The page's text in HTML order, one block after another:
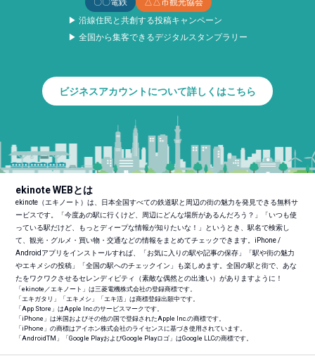
〇〇電鉄
△△市観光協会
▶ 沿線住民と共創する投稿キャンペーン
▶ 全国から集客できるデジタルスタンプラリー
ビジネスアカウントについて詳しくはこちら
ekinote WEBとは
ekinote（エキノート）は、日本全国すべての鉄道駅と周辺の街の魅力を発見できる無料サ
ービスです。「今度あの駅に行くけど、周辺にどんな場所があるんだろう？」「いつも使
っている駅だけど、もっとディープな情報が知りたいな！」というとき、駅名で検索し
て、観光・グルメ・買い物・交通などの情報をまとめてチェックできます。iPhone /
Androidアプリをインストールすれば、「お気に入りの駅や記事の保存」「駅や街の魅力
やエキメシの投稿」「全国の駅へのチェックイン」も楽しめます。全国の駅と街で、あな
たをワクワクさせるセレンディピティ（素敵な偶然との出逢い）がありますように！
「ekinote／エキノート」は三菱電機株式会社の登録商標です。
「エキガタリ」「エキメシ」「エキ活」は商標登録出願中です。
「App Store」はApple Inc.のサービスマークです。
「iPhone」は米国およびその他の国で登録されたApple Inc.の商標です。
「iPhone」の商標はアイホン株式会社のライセンスに基づき使用されています。
「AndroidTM 」「Google PlayおよびGoogle Playロゴ」はGoogle LLCの商標です。